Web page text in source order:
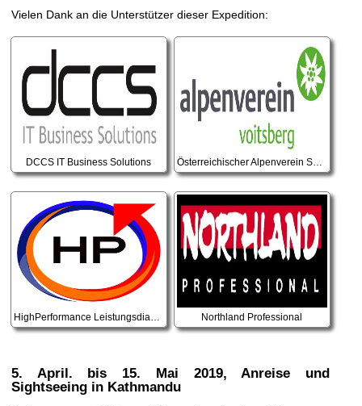
Vielen Dank an die Unterstützer dieser Expedition:
DCCS IT Business Solutions
Northland Professional
5. April. bis 15. Mai 2019, Anreise und
Sightseeing in Kathmandu